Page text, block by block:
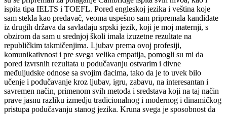
ispita tipa IELTS i TOEFL. Pored engleskoj jezika i veština koje
sam stekla kao predavač, veoma uspešno sam pripremala kandidate
iz drugih država da savladaju srpski jezik, koji je moj maternji, s
obzirom da sam u srednjoj školi imala izuzetne rezultate na
republičkim takmičenjima. Ljubav prema ovoj profesiji,
komunikativnost i pre svega velika empatija, pomogli su mi da
pored izvrsnih rezultata u podučavanju ostvarim i divne
međuljudske odnose sa svojim đacima, tako da je to uvek bilo
učenje i podučavanje kroz ljubav, igru, zabavu, na interesantan i
savremen način, primenom svih metoda i sredstava koji na taj način
prave jasnu razliku izmeđju tradicionalnog i modernog i dinamičkog
pristupa podučavanju stanog jezika. Kruna svega je sposobnost da